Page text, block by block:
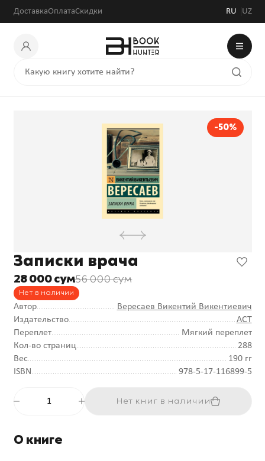
ДоставкаОплатаСкидки RU UZ
-50%
Записки врача
28 000 сум56 000 сум
Нет в наличии
Автор
Вересаев Викентий Викентиевич
Издательство
АСТ
Переплет
Мягкий переплет
Кол-во страниц
288
Вес
190 гг
ISBN
978-5-17-116899-5
Нет книг в наличии
О книге